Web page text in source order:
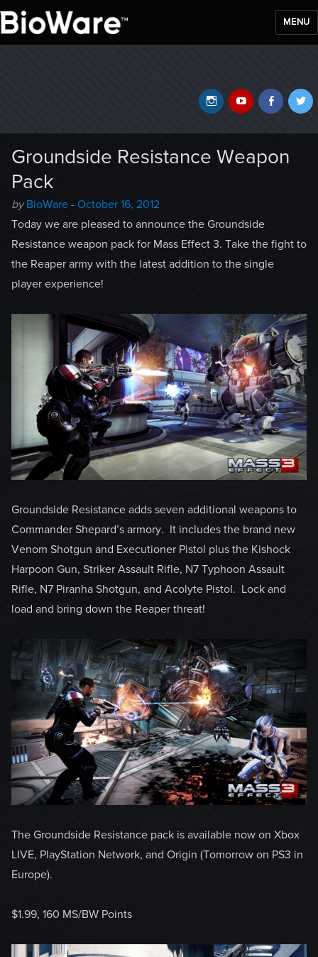
MENU
YouTube
Instagram
Groundside Resistance Weapon
Pack
by Author
-
BioWare - Posted
on
October 16, 2012
Today we are pleased to announce the Groundside
Resistance weapon pack for Mass Effect 3. Take the fight to
the Reaper army with the latest addition to the single
player experience!
Groundside Resistance adds seven additional weapons to
Commander Shepard’s armory. It includes the brand new
Venom Shotgun and Executioner Pistol plus the Kishock
Harpoon Gun, Striker Assault Rifle, N7 Typhoon Assault
Rifle, N7 Piranha Shotgun, and Acolyte Pistol. Lock and
load and bring down the Reaper threat!
The Groundside Resistance pack is available now on Xbox
LIVE, PlayStation Network, and Origin (Tomorrow on PS3 in
Europe).
$1.99, 160 MS/BW Points